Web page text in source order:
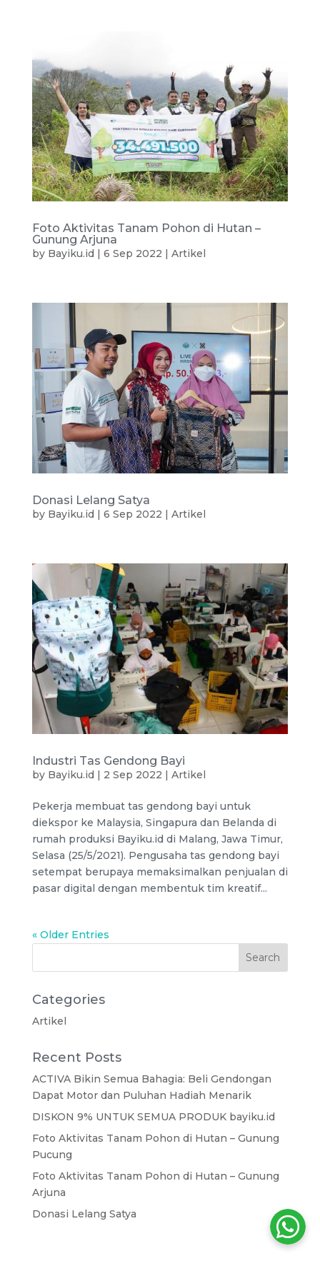
Foto Aktivitas Tanam Pohon di Hutan –
Gunung Arjuna
by Bayiku.id 6 Sep 2022 Artikel
Donasi Lelang Satya
by Bayiku.id 6 Sep 2022 Artikel
Industri Tas Gendong Bayi
by Bayiku.id | 2 Sep 2022 | Artikel
Pekerja membuat tas gendong bayi untuk
diekspor ke Malaysia, Singapura dan Belanda di
rumah produksi Bayiku.id di Malang, Jawa Timur,
Selasa (25/5/2021). Pengusaha tas gendong bayi
setempat berupaya memaksimalkan penjualan di
pasar digital dengan membentuk tim kreatif...
« Older Entries
Categories
Artikel
Recent Posts
ACTIVA Bikin Semua Bahagia: Beli Gendongan
Dapat Motor dan Puluhan Hadiah Menarik
DISKON 9% UNTUK SEMUA PRODUK bayiku.id
Foto Aktivitas Tanam Pohon di Hutan – Gunung
Pucung
Foto Aktivitas Tanam Pohon di Hutan – Gunung
Arjuna
Donasi Lelang Satya